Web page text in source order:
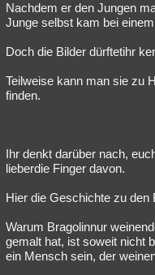
Nachdem er den Jungen
Junge selbst kam bei
Doch die Bilder dürftetihr
Teilweise kann man sie zu
finden.
Ihr denkt darüber nach,
lieberdie Finger davon.
Hier die Geschichte zu den
Warum Bragolinnur
gemalt hat, ist soweit nicht
ein Mensch sein, der